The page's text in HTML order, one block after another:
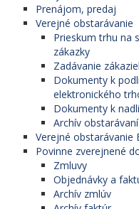
Prenájom, predaj
Verejné obstarávanie
Prieskum trhu na
zákazky
Zadávanie
Dokumenty k
elektronického
Dokumenty k
Archív obstarávaní
Verejné obstarávanie
Povinne zverejnené
Zmluvy
Objednávky a
Archív zmlúv